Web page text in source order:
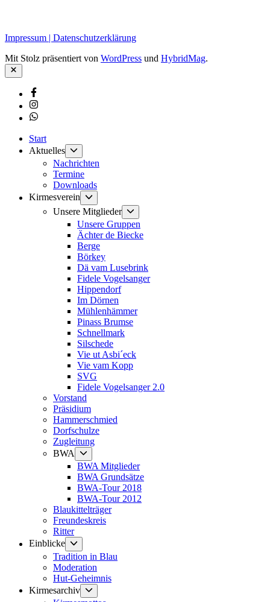
Impressum | Datenschutzerklärung
Mit Stolz präsentiert von WordPress und HybridMag.
Schließen
Facebook
Instagram
Whatsapp
Start
Aktuelles
anzeigen
Nachrichten
Termine
Downloads
Kirmesverein
Untermenü
anzeigen
Unsere Mitglieder
anzeigen
Unsere Gruppen
Ächter de Biecke
Berge
Börkey
Dä vam Lusebrink
Fidele Vogelsanger
Hippendorf
Im Dörnen
Mühlenhämmer
Pinass Brumse
Schnellmark
Silschede
Vie ut Asbi´eck
Vie vam Kopp
SVG
Fidele Vogelsanger 2.0
Vorstand
Präsidium
Hammerschmied
Dorfschulze
Zugleitung
BWA
anzeigen
BWA Mitglieder
BWA Grundsätze
BWA-Tour 2018
BWA-Tour 2012
Blaukittelträger
Freundeskreis
Ritter
Einblicke
Untermenü
anzeigen
Tradition in Blau
Moderation
Hut-Geheimnis
Kirmesarchiv
anzeigen